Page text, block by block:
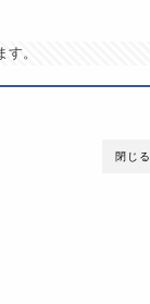
す。
閉じる